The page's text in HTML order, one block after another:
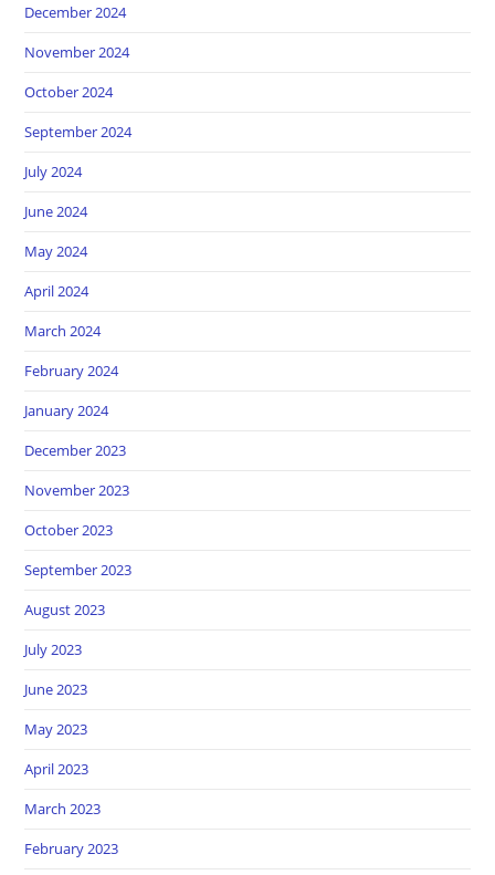
December 2024
November 2024
October 2024
September 2024
July 2024
June 2024
May 2024
April 2024
March 2024
February 2024
January 2024
December 2023
November 2023
October 2023
September 2023
August 2023
July 2023
June 2023
May 2023
April 2023
March 2023
February 2023